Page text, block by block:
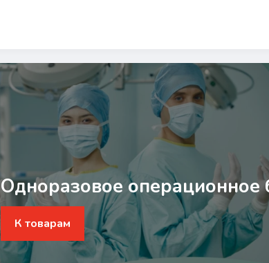
Одноразовое операционное
К товарам